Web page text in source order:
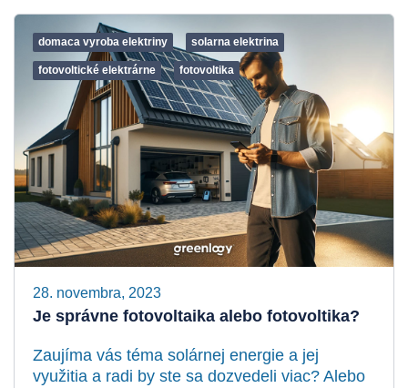
domaca vyroba elektriny solarna elektrina
fotovoltické elektrárne fotovoltika
28. novembra, 2023
Je správne fotovoltaika alebo fotovoltika?
Zaujíma vás téma solárnej energie a jej
využitia a radi by ste sa dozvedeli viac? Alebo